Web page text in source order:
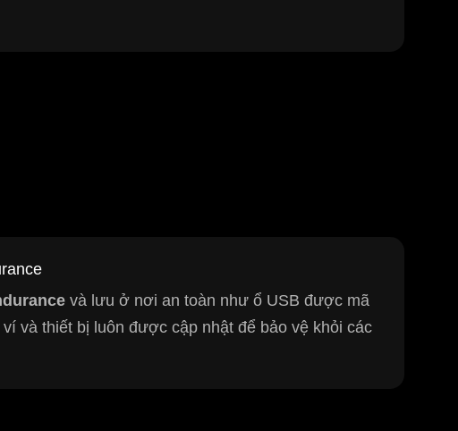
và lưu ở nơi an toàn như ổ USB được mã
và thiết bị luôn được cập nhật để bảo vệ khỏi các